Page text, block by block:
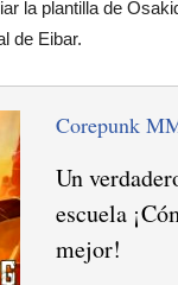
la plantilla de
de Eibar.
Corepunk
Un
escuela
mejor!